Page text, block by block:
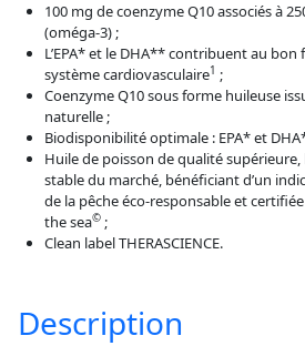
100 mg de coenzyme Q10 associés à
(oméga-3) ;
L’EPA* et le DHA** contribuent au
système cardiovasculaire1 ;
Coenzyme Q10 sous forme huileuse
naturelle ;
Biodisponibilité optimale : EPA* et
Huile de poisson de qualité
stable du marché, bénéficiant d’un
de la pêche éco-responsable et
the sea© ;
Clean label THERASCIENCE.
Description